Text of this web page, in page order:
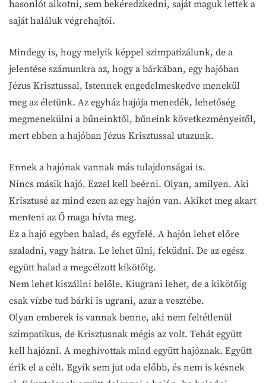
hasonlót alkotni, sem bekéredzkedni, saját maguk lettek a
saját haláluk végrehajtói.
Mindegy is, hogy melyik képpel szimpatizálunk, de a
jelentése számunkra az, hogy a bárkában, egy hajóban
Jézus Krisztussal, Istennek engedelmeskedve menekül
meg az életünk. Az egyház hajója menedék, lehetőség
megmenekülni a bűneinktől, bűneink következményeitől,
mert ebben a hajóban Jézus Krisztussal utazunk.
Ennek a hajónak vannak más tulajdonságai is.
Nincs másik hajó. Ezzel kell beérni. Olyan, amilyen. Aki
Krisztusé az mind ezen az egy hajón van. Akiket meg akart
menteni az Ő maga hívta meg.
Ez a hajó egyben halad, és egyfelé. A hajón lehet előre
szaladni, vagy hátra. Le lehet ülni, feküdni. De az egész
együtt halad a megcélzott kikötőig.
Nem lehet kiszállni belőle. Kiugrani lehet, de a kikötőig
csak vízbe tud bárki is ugrani, azaz a vesztébe.
Olyan emberek is vannak benne, aki nem feltétlenül
szimpatikus, de Krisztusnak mégis az volt. Tehát együtt
kell hajózni. A meghívottak mind együtt hajóznak. Együtt
érik el a célt. Egyik sem jut oda előbb, és nem is késnek